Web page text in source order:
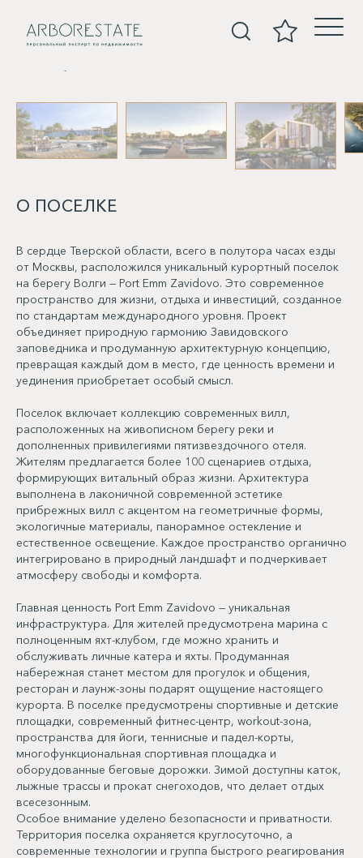
О ПОСЕЛКЕ
В сердце Тверской области, всего в полутора часах езды
от Москвы, расположился уникальный курортный поселок
на берегу Волги — Port Emm Zavidovo. Это современное
пространство для жизни, отдыха и инвестиций, созданное
по стандартам международного уровня. Проект
объединяет природную гармонию Завидовского
заповедника и продуманную архитектурную концепцию,
превращая каждый дом в место, где ценность времени и
уединения приобретает особый смысл.
Поселок включает коллекцию современных вилл,
расположенных на живописном берегу реки и
дополненных привилегиями пятизвездочного отеля.
Жителям предлагается более 100 сценариев отдыха,
формирующих витальный образ жизни. Архитектура
выполнена в лаконичной современной эстетике
прибрежных вилл с акцентом на геометричные формы,
экологичные материалы, панорамное остекление и
естественное освещение. Каждое пространство органично
интегрировано в природный ландшафт и подчеркивает
атмосферу свободы и комфорта.
Главная ценность Port Emm Zavidovo — уникальная
инфраструктура. Для жителей предусмотрена марина с
полноценным яхт-клубом, где можно хранить и
обслуживать личные катера и яхты. Продуманная
набережная станет местом для прогулок и общения,
ресторан и лаунж-зоны подарят ощущение настоящего
курорта. В поселке предусмотрены спортивные и детские
площадки, современный фитнес-центр, workout-зона,
пространства для йоги, теннисные и падел-корты,
многофункциональная спортивная площадка и
оборудованные беговые дорожки. Зимой доступны каток,
лыжные трассы и прокат снегоходов, что делает отдых
всесезонным.
Особое внимание уделено безопасности и приватности.
Территория поселка охраняется круглосуточно, а
современные технологии и группа быстрого реагирования